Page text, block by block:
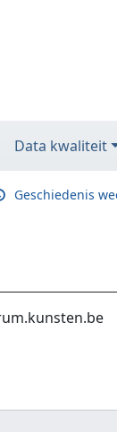
Data kwaliteit
Geschiedenis